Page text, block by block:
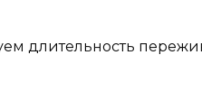
длительность